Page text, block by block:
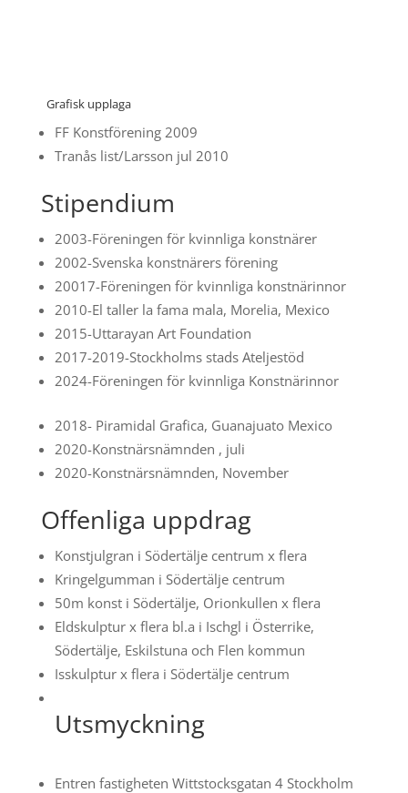
Grafisk upplaga
FF Konstförening 2009
Tranås list/Larsson jul 2010
Stipendium
2003-Föreningen för kvinnliga konstnärer
2002-Svenska konstnärers förening
20017-Föreningen för kvinnliga konstnärinnor
2010-El taller la fama mala, Morelia, Mexico
2015-Uttarayan Art Foundation
2017-2019-Stockholms stads Ateljestöd
2024-Föreningen för kvinnliga Konstnärinnor
2018- Piramidal Grafica, Guanajuato Mexico
2020-Konstnärsnämnden , juli
2020-Konstnärsnämnden, November
Offenliga uppdrag
Konstjulgran i Södertälje centrum x flera
Kringelgumman i Södertälje centrum
50m konst i Södertälje, Orionkullen x flera
Eldskulptur x flera bl.a i Ischgl i Österrike,
Södertälje, Eskilstuna och Flen kommun
Isskulptur x flera i Södertälje centrum
Utsmyckning
Entren fastigheten Wittstocksgatan 4 Stockholm